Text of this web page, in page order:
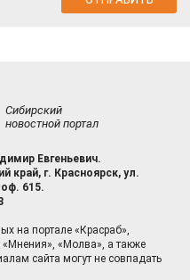
Сибирский
новостной портал
Евгеньевич.
край, г. Красноярск, ул.
615.
на портале «Красраб»,
«Молва», а также
сайта могут не совпадать